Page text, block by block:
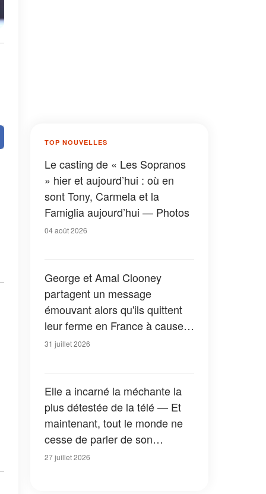
TOP NOUVELLES
Le casting de « Les Sopranos
» hier et aujourd’hui : où en
sont Tony, Carmela et la
Famiglia aujourd’hui — Photos
04 août 2026
George et Amal Clooney
partagent un message
émouvant alors qu'ils quittent
leur ferme en France à cause
des feux de forêt — Tous les
31 juillet 2026
Elle a incarné la méchante la
plus détestée de la télé — Et
maintenant, tout le monde ne
cesse de parler de son
apparition dans la nouvelle
27 juillet 2026